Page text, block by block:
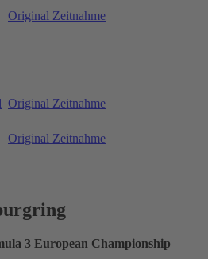
Original Zeitnahme
Original Zeitnahme
Original Zeitnahme
3 European Championship